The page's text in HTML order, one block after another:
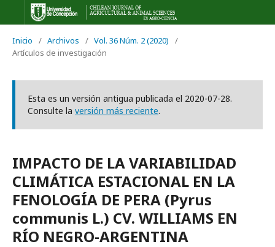
Inicio / Archivos / Vol. 36 Núm. 2 (2020)
/
Artículos de investigación
Esta es un versión antigua publicada el 2020-07-28.
Consulte la versión más reciente.
IMPACTO DE LA VARIABILIDAD
CLIMÁTICA ESTACIONAL EN LA
FENOLOGÍA DE PERA (Pyrus
communis L.) CV. WILLIAMS EN
RÍO NEGRO-ARGENTINA